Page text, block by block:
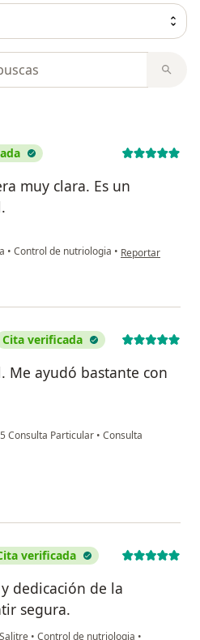
muy clara. Es un
• Control de nutriologia • en opinión del
Reportar
Cita verificada
Me ayudó bastante con
Consulta Particular • Consulta
verificada
dedicación de la
segura.
• Control de nutriologia •